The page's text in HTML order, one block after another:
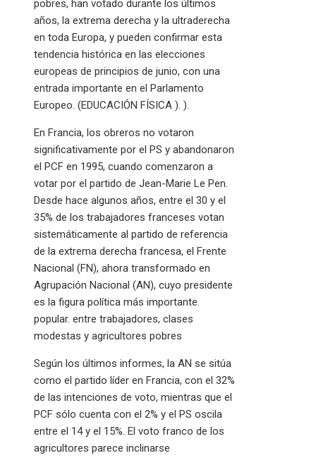
pobres, han votado durante los últimos
años, la extrema derecha y la ultraderecha
en toda Europa, y pueden confirmar esta
tendencia histórica en las elecciones
europeas de principios de junio, con una
entrada importante en el Parlamento
Europeo. (EDUCACIÓN FÍSICA ). ).
En Francia, los obreros no votaron
significativamente por el PS y abandonaron
el PCF en 1995, cuando comenzaron a
votar por el partido de Jean-Marie Le Pen.
Desde hace algunos años, entre el 30 y el
35% de los trabajadores franceses votan
sistemáticamente al partido de referencia
de la extrema derecha francesa, el Frente
Nacional (FN), ahora transformado en
Agrupación Nacional (AN), cuyo presidente
es la figura política más importante.
popular. entre trabajadores, clases
modestas y agricultores pobres
Según los últimos informes, la AN se sitúa
como el partido líder en Francia, con el 32%
de las intenciones de voto, mientras que el
PCF sólo cuenta con el 2% y el PS oscila
entre el 14 y el 15%. El voto franco de los
agricultores parece inclinarse